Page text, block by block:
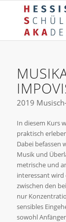
2019
In diesem Kurs
praktisch
Dabei befassen
Musik und
metrische und
interessant wird
zwischen den
nur
sensibles
sowohl